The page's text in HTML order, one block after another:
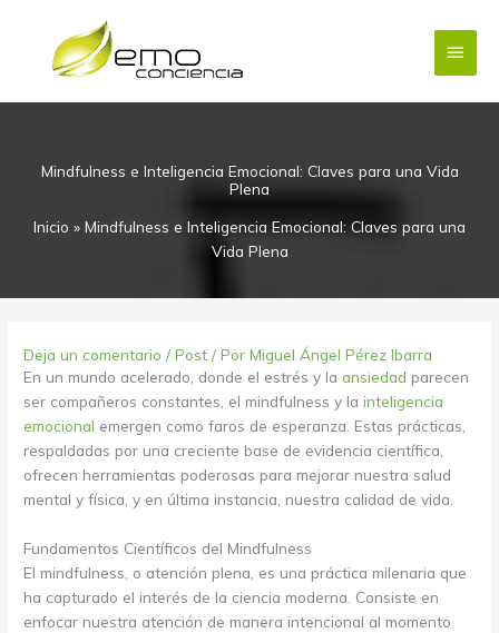
contenido
Menú
Mindfulness e Inteligencia Emocional: Claves para una Vida
Plena
Inicio » Mindfulness e Inteligencia Emocional: Claves para una
Vida Plena
Deja un comentario /Post / PorMiguel Ángel Pérez Ibarra
En un mundo acelerado, donde el estrés y laansiedad parecen
ser compañeros constantes, el mindfulness y lainteligencia
emocional emergen como faros de esperanza. Estas prácticas,
respaldadas por una creciente base de evidencia científica,
ofrecen herramientas poderosas para mejorar nuestra salud
mental y física, y en última instancia, nuestra calidad de vida.
Fundamentos Científicos del Mindfulness
El mindfulness, o atención plena, es una práctica milenaria que
ha capturado el interés de la ciencia moderna. Consiste en
enfocar nuestra atención de manera intencional al momento